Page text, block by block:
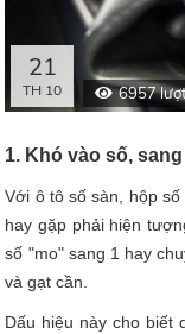
21
TH 10 6957
1. Khó vào số,
Với ô tô số sàn, hộp
hay gặp phải hiện
số "mo" sang 1 hay
và gạt cần.
Dấu hiệu này cho biết